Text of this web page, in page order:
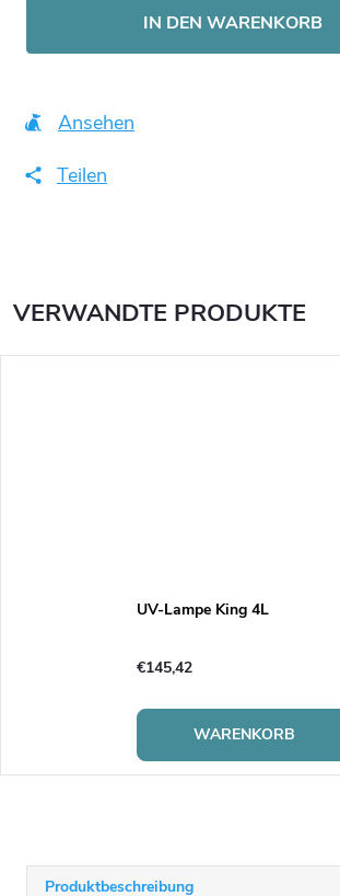
IN DEN WARENKORB
Ansehen
Teilen
Produktbeschreibung
VERWANDTE PRODUKTE
UV-Lampe King 4L
€145,42
WARENKORB